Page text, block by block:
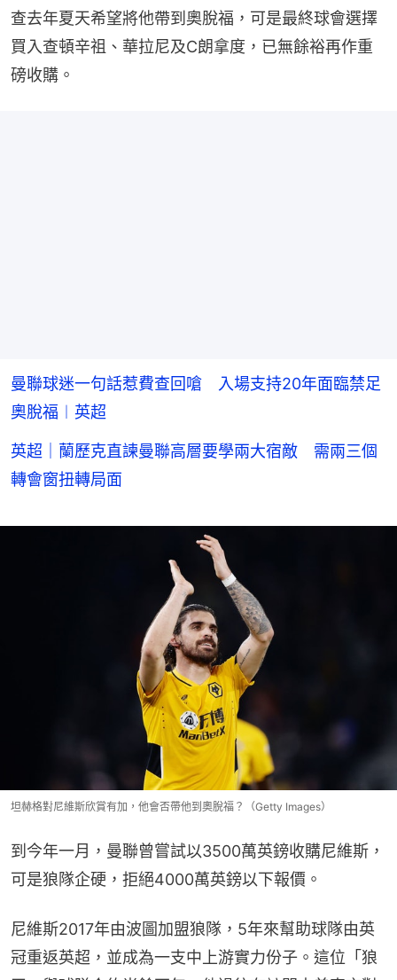
查去年夏天希望將他帶到奧脫福，可是最終球會選擇
買入查頓辛祖、華拉尼及C朗拿度，已無餘裕再作重
磅收購。
曼聯球迷一句話惹費查回嗆 入場支持20年面臨禁足
奧脫福︱英超
英超｜蘭歷克直諫曼聯高層要學兩大宿敵 需兩三個
轉會窗扭轉局面
坦赫格對尼維斯欣賞有加，他會否帶他到奧脫福？（Getty Images）
到今年一月，曼聯曾嘗試以3500萬英鎊收購尼維斯，
可是狼隊企硬，拒絕4000萬英鎊以下報價。
尼維斯2017年由波圖加盟狼隊，5年來幫助球隊由英
冠重返英超，並成為一支中上游實力份子。這位「狼